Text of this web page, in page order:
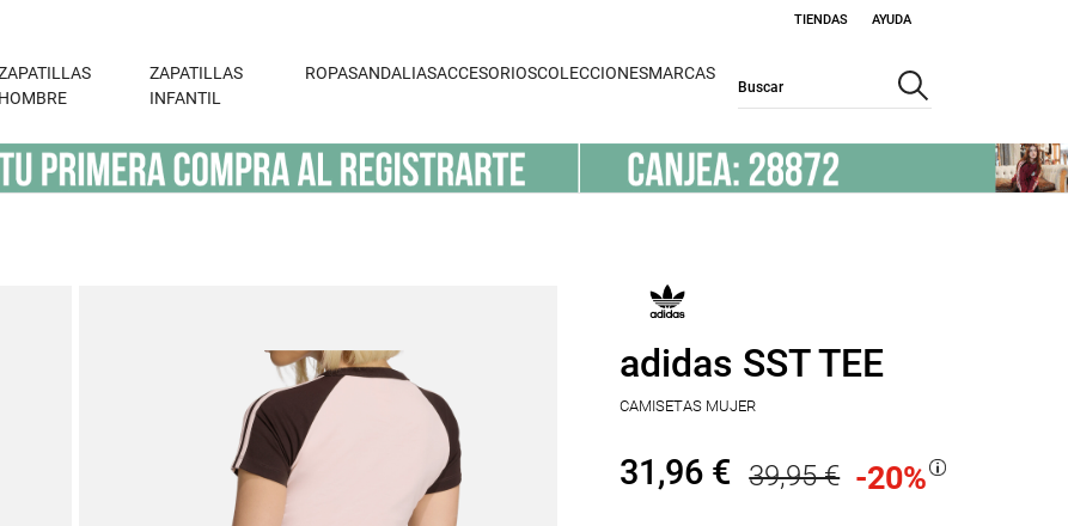
TIENDAS AYUDA
HOMBRE
ZAPATILLAS
INFANTIL
ROPASANDALIASACCESORIOSCOLECCIONESMARCAS
adidas SST TEE
CAMISETAS MUJER
31,96 € 39,95 € -20%